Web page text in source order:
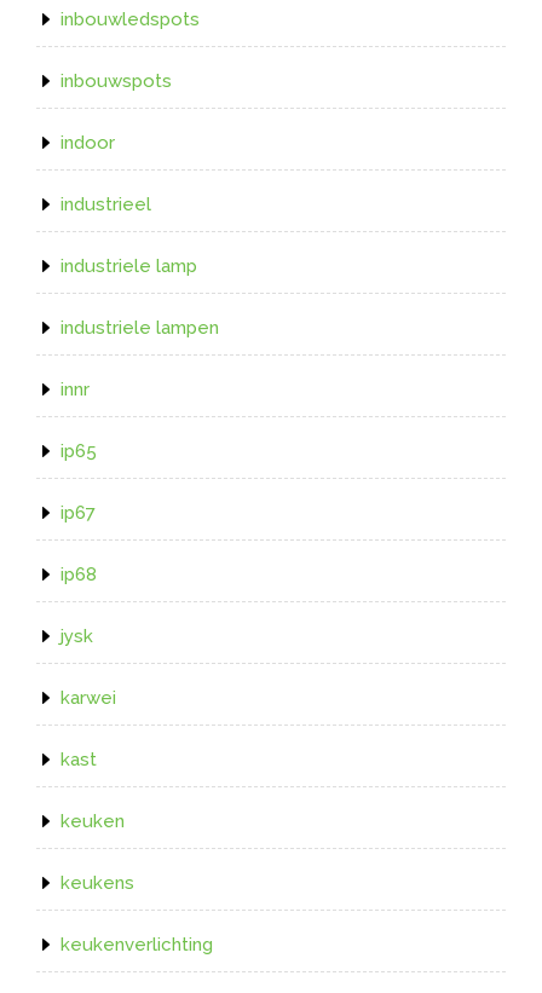
inbouwledspots
inbouwspots
indoor
industrieel
industriele lamp
industriele lampen
innr
ip65
ip67
ip68
jysk
karwei
kast
keuken
keukens
keukenverlichting